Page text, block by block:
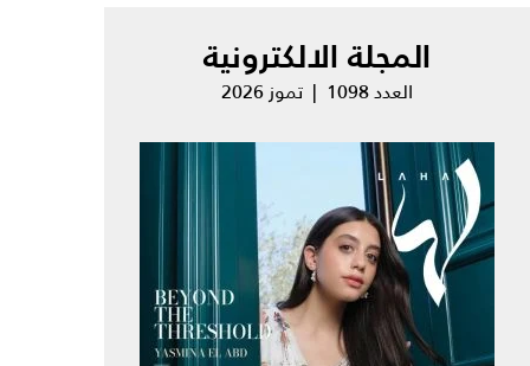
المجلة الالكترونية
العدد 1098 | تموز 2026